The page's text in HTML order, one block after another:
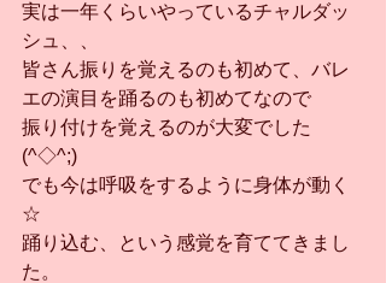
実は一年くらいやっているチャルダッ
シュ、、
皆さん振りを覚えるのも初めて、バレ
エの演目を踊るのも初めてなので
振り付けを覚えるのが大変でした
(^◇^;)
でも今は呼吸をするように身体が動く
☆
踊り込む、という感覚を育ててきまし
た。